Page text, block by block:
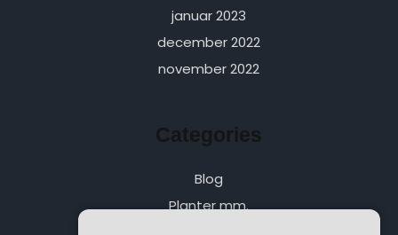
januar 2023
december 2022
november 2022
Categories
Blog
Planter mm.